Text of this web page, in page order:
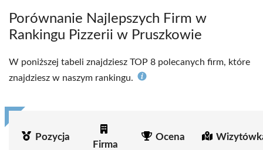
Porównanie Najlepszych Firm w
Rankingu Pizzerii w Pruszkowie
W poniższej tabeli znajdziesz TOP 8 polecanych firm, które
znajdziesz w naszym rankingu.
Pozycja
Firma
Ocena